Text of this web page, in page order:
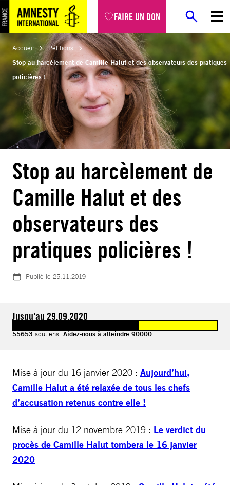
FAIRE UN DON
Aller
au
contenu
Accueil
Pétitions
Stop au harcèlement de Camille Halut et des observateurs des pratiques
policières !
Stop au harcèlement de
Camille Halut et des
observateurs des
pratiques policières !
Publié le 25.11.2019
Jusqu'au 29.09.2020
55653 soutiens. Aidez-nous à atteindre 90000
Mise à jour du 16 janvier 2020 : Aujourd’hui,
Camille Halut a été relaxée de tous les chefs
d’accusation retenus contre elle !
Mise à jour du 12 novembre 2019 : Le verdict du
procès de Camille Halut tombera le 16 janvier
2020